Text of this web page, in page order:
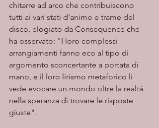
chitarre ad arco che contribuiscono
tutti ai vari stati d'animo e trame del
disco, elogiato da Consequence che
ha osservato: "I loro complessi
arrangiamenti fanno eco al tipo di
argomento sconcertante a portata di
mano, e il loro lirismo metaforico li
vede evocare un mondo oltre la realtà
nella speranza di trovare le risposte
giuste".